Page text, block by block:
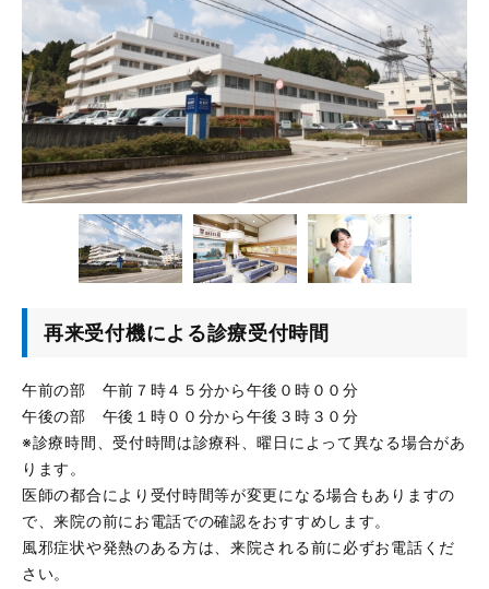
再来受付機による診療受付時間
午前の部 午前７時４５分から午後０時００分
午後の部 午後１時００分から午後３時３０分
※診療時間、受付時間は診療科、曜日によって異なる場合があ
ります。
医師の都合により受付時間等が変更になる場合もありますの
で、来院の前にお電話での確認をおすすめします。
風邪症状や発熱のある方は、来院される前に必ずお電話くだ
さい。